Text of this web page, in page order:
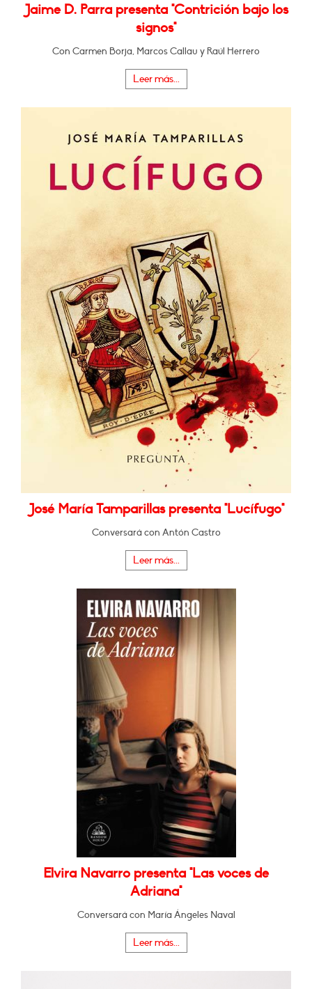
Jaime D. Parra presenta "Contrición bajo los
signos"
Con Carmen Borja, Marcos Callau y Raúl Herrero
Leer más...
José María Tamparillas presenta "Lucífugo"
Conversará con Antón Castro
Leer más...
Elvira Navarro presenta "Las voces de
Adriana"
Conversará con María Ángeles Naval
Leer más...